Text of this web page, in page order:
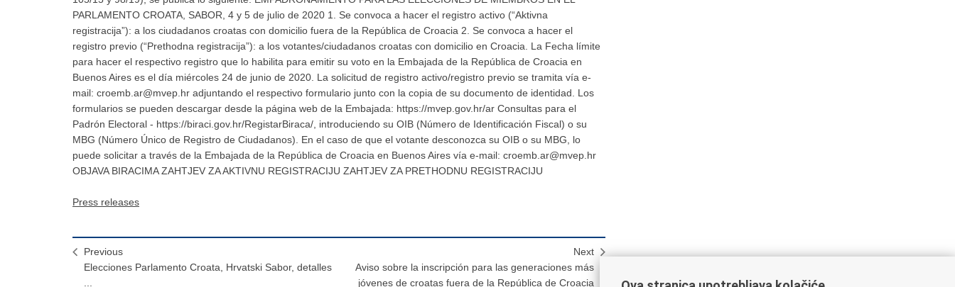
PARLAMENTO CROATA, SABOR, 4 y 5 de julio de 2020 1. Se convoca a hacer el registro activo (“Aktivna
registracija”): a los ciudadanos croatas con domicilio fuera de la República de Croacia 2. Se convoca a hacer el
registro previo (“Prethodna registracija”): a los votantes/ciudadanos croatas con domicilio en Croacia. La Fecha límite
para hacer el respectivo registro que lo habilita para emitir su voto en la Embajada de la República de Croacia en
Buenos Aires es el día miércoles 24 de junio de 2020. La solicitud de registro activo/registro previo se tramita vía e-
mail: croemb.ar@mvep.hr adjuntando el respectivo formulario junto con la copia de su documento de identidad. Los
formularios se pueden descargar desde la página web de la Embajada: https://mvep.gov.hr/ar Consultas para el
Padrón Electoral - https://biraci.gov.hr/RegistarBiraca/, introduciendo su OIB (Número de Identificación Fiscal) o su
MBG (Número Único de Registro de Ciudadanos). En el caso de que el votante desconozca su OIB o su MBG, lo
puede solicitar a través de la Embajada de la República de Croacia en Buenos Aires vía e-mail: croemb.ar@mvep.hr
OBJAVA BIRACIMA ZAHTJEV ZA AKTIVNU REGISTRACIJU ZAHTJEV ZA PRETHODNU REGISTRACIJU
Press releases
Previous
Elecciones Parlamento Croata, Hrvatski Sabor, detalles
Next
Aviso sobre la inscripción para las generaciones más
jóvenes de croatas fuera de la República de Croacia